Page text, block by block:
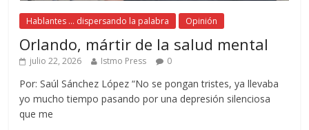
Hablantes ... dispersando la palabra Opinión
Orlando, mártir de la salud mental
julio 22, 2026 Istmo Press 0
Por: Saúl Sánchez López “No se pongan tristes, ya llevaba
yo mucho tiempo pasando por una depresión silenciosa
que me